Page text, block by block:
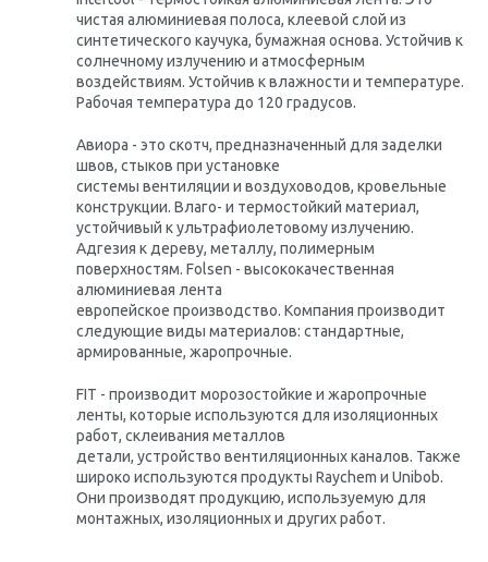
чистая алюминиевая полоса, клеевой слой из
синтетического каучука, бумажная основа. Устойчив к
солнечному излучению и атмосферным
воздействиям. Устойчив к влажности и температуре.
Рабочая температура до 120 градусов.
Авиора - это скотч, предназначенный для заделки
швов, стыков при установке
системы вентиляции и воздуховодов, кровельные
конструкции. Влаго- и термостойкий материал,
устойчивый к ультрафиолетовому излучению.
Адгезия к дереву, металлу, полимерным
поверхностям. Folsen - высококачественная
алюминиевая лента
европейское производство. Компания производит
следующие виды материалов: стандартные,
армированные, жаропрочные.
FIT - производит морозостойкие и жаропрочные
ленты, которые используются для изоляционных
работ, склеивания металлов
детали, устройство вентиляционных каналов. Также
широко используются продукты Raychem и Unibob.
Они производят продукцию, используемую для
монтажных, изоляционных и других работ.